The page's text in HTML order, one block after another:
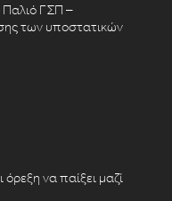
ΓΣΠ –
των υποστατικών
να παίξει μαζί